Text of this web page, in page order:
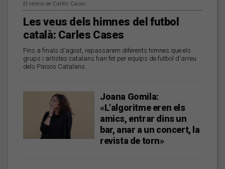
El cromo de Carles Cases
Les veus dels himnes del futbol
català: Carles Cases
Fins a finals d'agost, repassarem diferents himnes que els
grups i artistes catalans han fet per equips de futbol d'arreu
dels Països Catalans
Joana Gomila:
«L’algoritme eren els
amics, entrar dins un
bar, anar a un concert, la
revista de torn»